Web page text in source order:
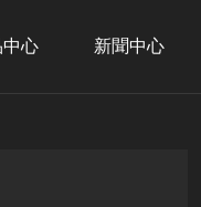
中心 新聞中心